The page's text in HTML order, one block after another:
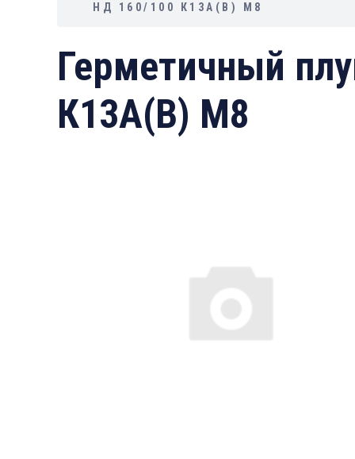
НД 160/100 К13А(В) М8
Герметичный
К13А(В) М8